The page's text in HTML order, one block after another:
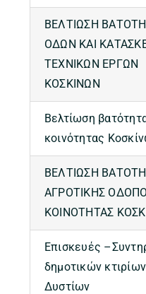
ΒΕΛΤΙΩΣΗ
ΟΔΩΝ ΚΑΙ
ΤΕΧΝΙΚΩΝ ΕΡΓΩΝ
ΚΟΣΚΙΝΩΝ
Βελτίωση
κοινότητας
ΒΕΛΤΙΩΣΗ
ΑΓΡΟΤΙΚΗΣ
ΚΟΙΝΟΤΗΤΑΣ
Επισκευές
δημοτικών
Δυστίων